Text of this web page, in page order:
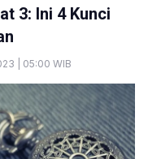
3: Ini 4 Kunci
| 05:00 WIB